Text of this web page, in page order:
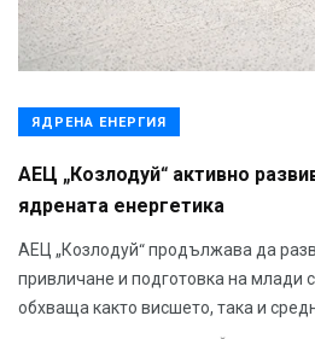
ЯДРЕНА ЕНЕРГИЯ
АЕЦ „Козлодуй“ активно
ядрената енергетика
АЕЦ „Козлодуй“ продължава да
привличане и подготовка на млади
обхваща както висшето, така и